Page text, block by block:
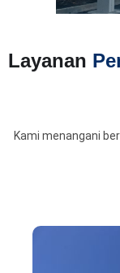
Layanan
Kami menangani